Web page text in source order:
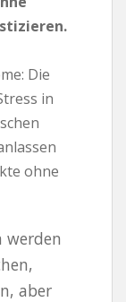
Die
in
ohne
werden
aber